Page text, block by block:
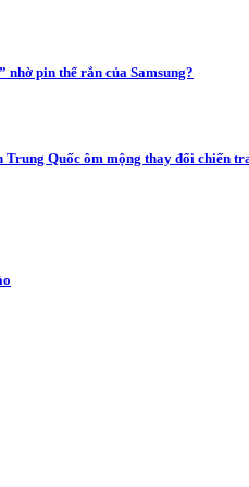
nhờ pin thể rắn của Samsung?
Trung Quốc ôm mộng thay đổi chiến